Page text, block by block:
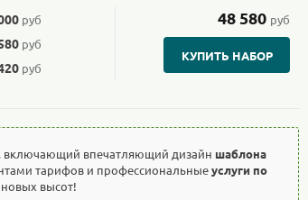
руб
руб
руб
48 580 руб
КУПИТЬ НАБОР
включающий впечатляющий дизайн шаблона
тарифов и профессиональныеуслуги по
новых высот!